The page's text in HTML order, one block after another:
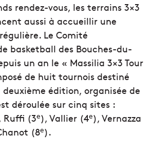
rendez-vous, les terrains 3×3
aussi à accueillir une
Le Comité
basketball des Bouches-du-
un an le « Massilia 3×3 Tour
de huit tournois destiné
deuxième édition, organisée de
déroulée sur cinq sites :
Ruffi (3e), Vallier (4e), Vernazza
(8e).